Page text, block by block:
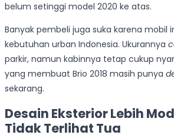
belum setinggi model 2020 ke atas.
Banyak pembeli juga suka karena mobil
kebutuhan urban Indonesia. Ukurannya
parkir, namun kabinnya tetap cukup
yang membuat Brio 2018 masih punya
sekarang.
Desain Eksterior Lebih
Tidak Terlihat Tua